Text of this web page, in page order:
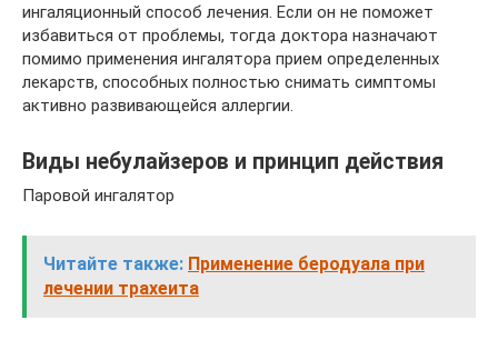
ингаляционный способ лечения. Если он не поможет
избавиться от проблемы, тогда доктора назначают
помимо применения ингалятора прием определенных
лекарств, способных полностью снимать симптомы
активно развивающейся аллергии.
Виды небулайзеров и принцип действия
Паровой ингалятор
Читайте также: Применение беродуала при
лечении трахеита